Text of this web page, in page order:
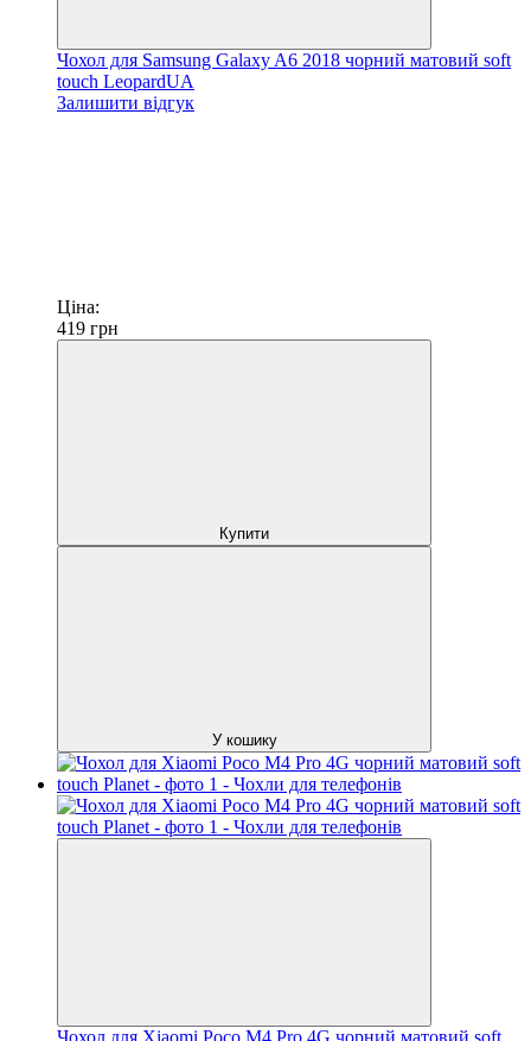
Чохол для Samsung Galaxy A6 2018 чорний матовий soft
touch LeopardUA
Залишити відгук
Ціна:
419 грн
Купити
У кошику
Чохол для Xiaomi Poco M4 Pro 4G чорний матовий soft